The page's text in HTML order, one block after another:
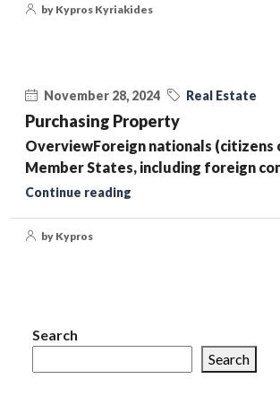
by Kypros Kyriakides
November 28, 2024 Real Estate
Purchasing Property
OverviewForeign nationals (citizens
Member States, including foreign
Continue reading
by Kypros
Search
Search